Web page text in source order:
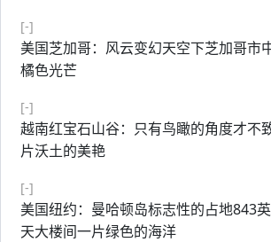
[-]
美国芝加哥：风云变幻天空下芝加哥市
橘色光芒
[-]
越南红宝石山谷：只有鸟瞰的角度才不
片沃土的美艳
[-]
美国纽约：曼哈顿岛标志性的占地843
天大楼间一片绿色的海洋